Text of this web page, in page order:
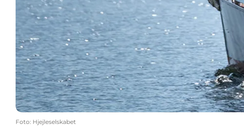
Foto: Hjejleselskabet